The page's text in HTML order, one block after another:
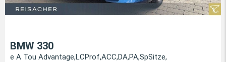
BMW 330
e A Tou Advantage,LCProf,ACC,DA,PA,SpSitze,